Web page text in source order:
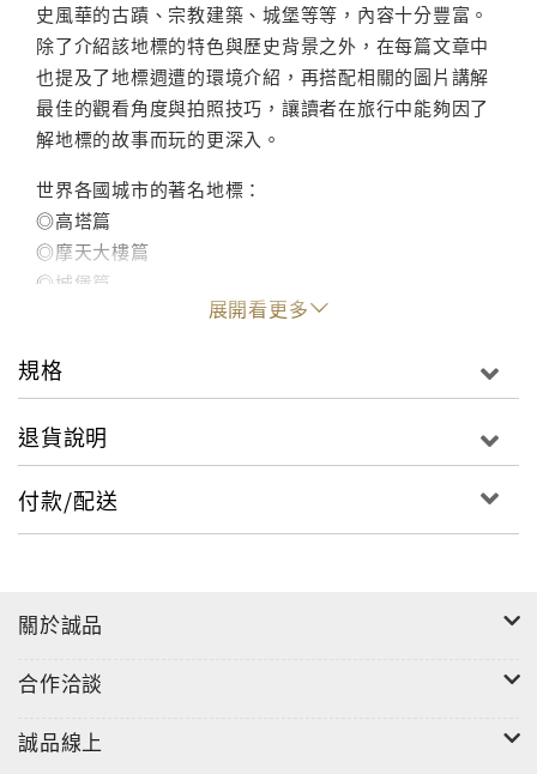
史風華的古蹟、宗教建築、城堡等等，內容十分豐富。
除了介紹該地標的特色與歷史背景之外，在每篇文章中
也提及了地標週遭的環境介紹，再搭配相關的圖片講解
最佳的觀看角度與拍照技巧，讓讀者在旅行中能夠因了
解地標的故事而玩的更深入。
世界各國城市的著名地標：
◎高塔篇
◎摩天大樓篇
◎城堡篇
◎雕像篇
◎廣場篇
◎橋與運河篇
◎特色建築篇
■作者簡介
部的作者散居於各地，全都是喜好旅行、攝影的文字高
此最大的共通點就是：把旅行當成生命中不可缺少的部
風景，透過文字與圖片展現出曾經令他們或感動或震撼
展開看更多
規格
退貨說明
付款/配送
關於誠品
合作洽談
誠品線上